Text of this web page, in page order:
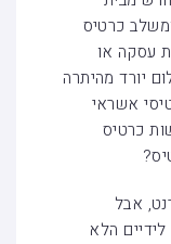
כרטיס
עסקה או
יורד מהיתרה
אשראי
כרטיס
אבל
הלא